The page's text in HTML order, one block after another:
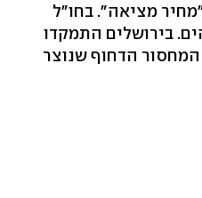
מציאה". בחו"ל
בירושלים התמקדו
הדחוף שנוצר